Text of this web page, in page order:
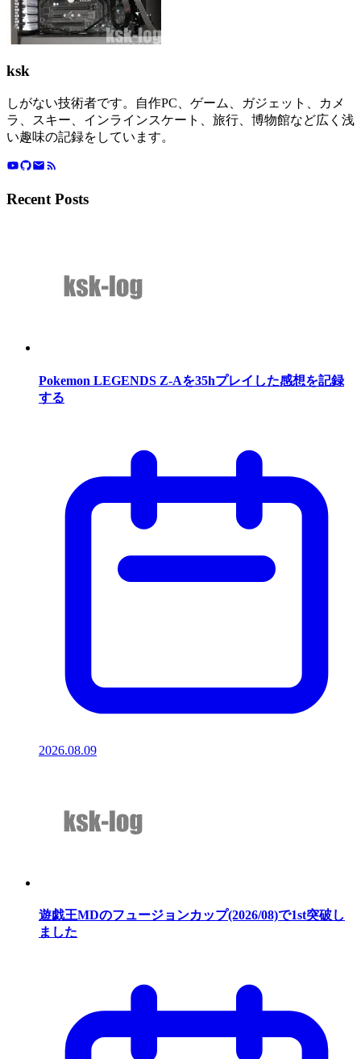
ksk
しがない技術者です。自作PC、ゲーム、ガジェット、カメ
ラ、スキー、インラインスケート、旅行、博物館など広く浅
い趣味の記録をしています。
Recent Posts
Pokemon LEGENDS Z-Aを35hプレイした感想を記録
する
2026.08.09
遊戯王MDのフュージョンカップ(2026/08)で1st突破し
ました